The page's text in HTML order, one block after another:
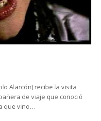
Alarcón) recibe la visita
de viaje que conoció
que vino…